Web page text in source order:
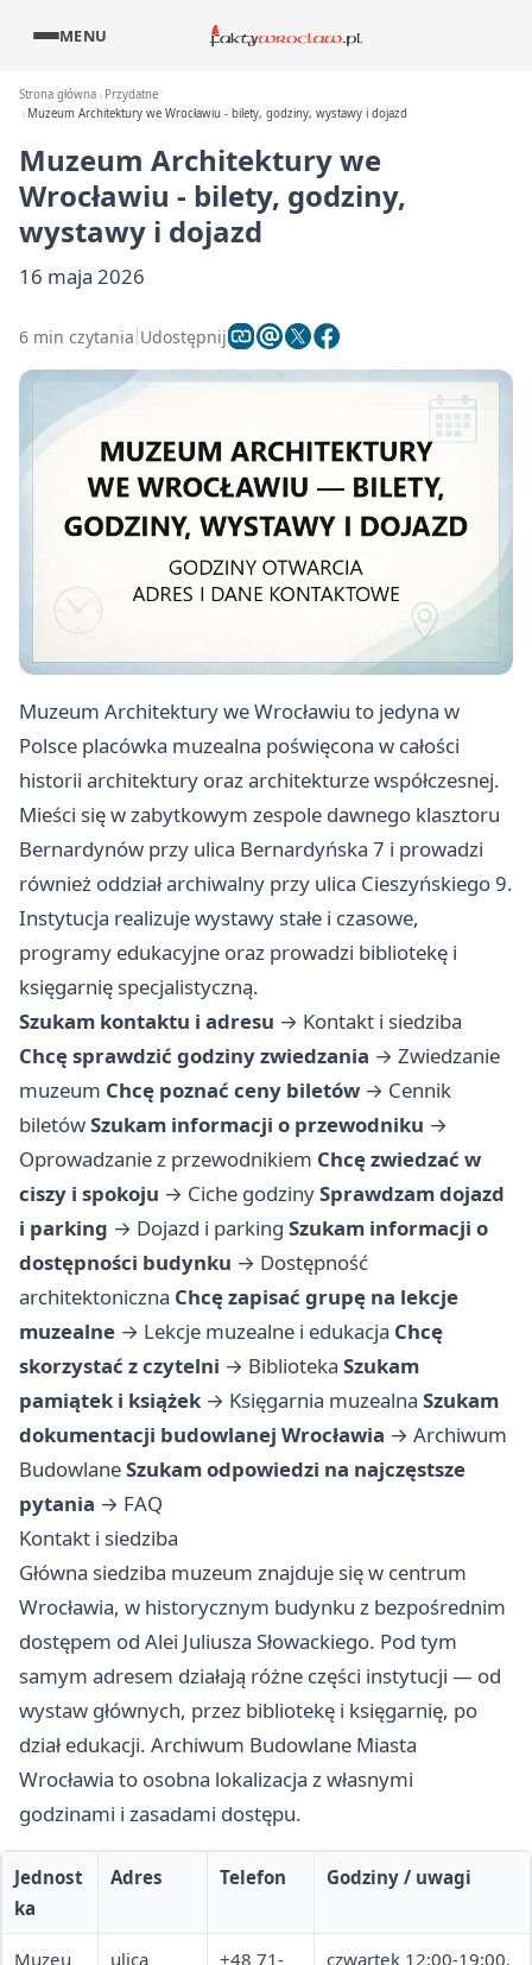
MENU
Strona główna
Przydatne
Muzeum Architektury we Wrocławiu - bilety, godziny, wystawy i dojazd
Muzeum Architektury we
Wrocławiu - bilety, godziny,
wystawy i dojazd
16 maja 2026
6 min czytania Udostępnij
Muzeum Architektury we Wrocławiu to jedyna w
Polsce placówka muzealna poświęcona w całości
historii architektury oraz architekturze współczesnej.
Mieści się w zabytkowym zespole dawnego klasztoru
Bernardynów przy ulica Bernardyńska 7 i prowadzi
również oddział archiwalny przy ulica Cieszyńskiego 9.
Instytucja realizuje wystawy stałe i czasowe,
programy edukacyjne oraz prowadzi bibliotekę i
księgarnię specjalistyczną.
Szukam kontaktu i adresu → Kontakt i siedziba
Chcę sprawdzić godziny zwiedzania → Zwiedzanie
muzeum Chcę poznać ceny biletów → Cennik
biletówSzukam informacji o przewodniku →
Oprowadzanie z przewodnikiem Chcę zwiedzać w
ciszy i spokoju → Ciche godzinySprawdzam dojazd
i parking → Dojazd i parking Szukam informacji o
dostępności budynku → Dostępność
architektoniczna Chcę zapisać grupę na lekcje
muzealne → Lekcje muzealne i edukacja Chcę
skorzystać z czytelni → Biblioteka Szukam
pamiątek i książek → Księgarnia muzealna Szukam
dokumentacji budowlanej Wrocławia → Archiwum
BudowlaneSzukam odpowiedzi na najczęstsze
pytania → FAQ
Kontakt i siedziba
Główna siedziba muzeum znajduje się w centrum
Wrocławia, w historycznym budynku z bezpośrednim
dostępem od Alei Juliusza Słowackiego. Pod tym
samym adresem działają różne części instytucji — od
wystaw głównych, przez bibliotekę i księgarnię, po
dział edukacji. Archiwum Budowlane Miasta
Wrocławia to osobna lokalizacja z własnymi
godzinami i zasadami dostępu.
Jednost
ka
Adres Telefon Godziny / uwagi
Muzeu
ulica
+48 71-
czwartek 12:00-19:00,